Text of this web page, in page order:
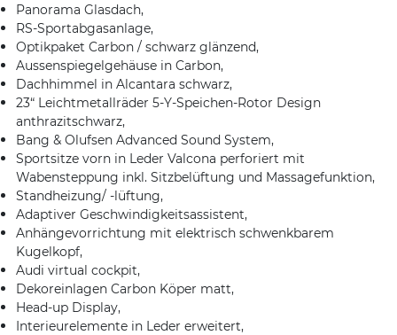
Panorama Glasdach,
RS-Sportabgasanlage,
Optikpaket Carbon / schwarz glänzend,
Aussenspiegelgehäuse in Carbon,
Dachhimmel in Alcantara schwarz,
23“ Leichtmetallräder 5-Y-Speichen-Rotor Design
anthrazitschwarz,
Bang & Olufsen Advanced Sound System,
Sportsitze vorn in Leder Valcona perforiert mit
Wabensteppung inkl. Sitzbelüftung und Massagefunktion,
Standheizung/ -lüftung,
Adaptiver Geschwindigkeitsassistent,
Anhängevorrichtung mit elektrisch schwenkbarem
Kugelkopf,
Audi virtual cockpit,
Dekoreinlagen Carbon Köper matt,
Head-up Display,
Interieurelemente in Leder erweitert,